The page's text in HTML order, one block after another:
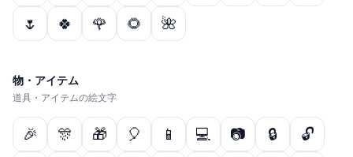
🌷
🍀 🌹 🌻 🌺
物・アイテム
道具・アイテムの絵文字
🎉 🎊 🎁 🎈 📱 💻 📷 🔒
🔓